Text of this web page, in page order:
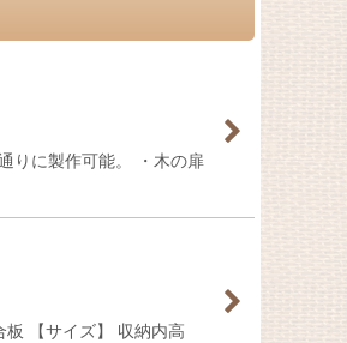
りに製作可能。 ・木の扉
【サイズ】 収納内高